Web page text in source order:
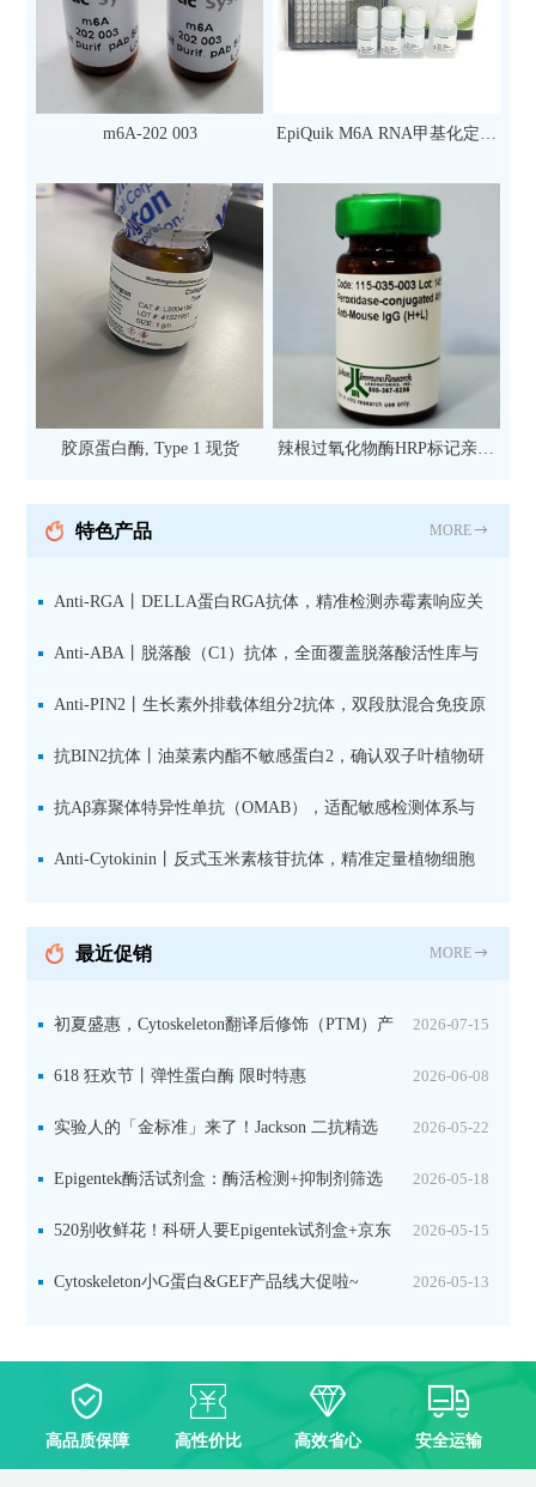
m6A-202 003
EpiQuik M6A RNA甲基化定量
次）
胶原蛋白酶, Type 1 现货
辣根过氧化物酶HRP标记亲和
抗 现货
特色产品 MORE
Anti-RGA丨DELLA蛋白RGA抗体，精准检测赤霉素响应关
键抑制因子
Anti-ABA丨脱落酸（C1）抗体，全面覆盖脱落酸活性库与
储存库
Anti-PIN2丨生长素外排载体组分2抗体，双段肽混合免疫原
设计方案
抗BIN2抗体丨油菜素内酯不敏感蛋白2，确认双子叶植物研
究数据特异性
抗Aβ寡聚体特异性单抗（OMAB），适配敏感检测体系与
活细胞实验
Anti-Cytokinin丨反式玉米素核苷抗体，精准定量植物细胞
最近促销 MORE
2026-07-15
初夏盛惠，Cytoskeleton翻译后修饰（PTM）产
品线放价啦！ 2026-06-08
618 狂欢节丨弹性蛋白酶 限时特惠
2026-05-22
实验人的「金标准」来了！Jackson 二抗精选
限时一口价，手慢无！ 2026-05-18
Epigentek酶活试剂盒：酶活检测+抑制剂筛选
双赋能，下单即赠京东卡 2026-05-15
520别收鲜花！科研人要Epigentek试剂盒+京东
卡！ 2026-05-13
Cytoskeleton小G蛋白&GEF产品线大促啦~
高品质保障 高性价比 高效省心 安全运输